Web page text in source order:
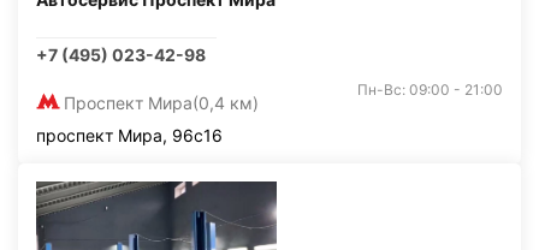
+7 (495) 023-42-98
Проспект Мира(0,4 км)
Пн-Вс: 09:00 - 21:00
проспект Мира, 96с16